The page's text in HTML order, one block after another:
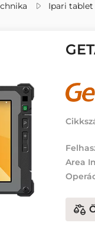
Ipari tablet
Area